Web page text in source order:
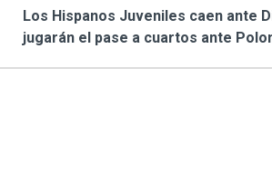
Los Hispanos Juveniles caen ante
jugarán el pase a cuartos ante